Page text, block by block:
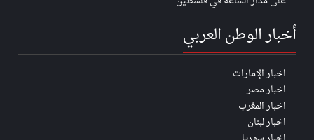
أخبار الوطن العربي
اخبار الإمارات
اخبار مصر
اخبار المغرب
اخبار لبنان